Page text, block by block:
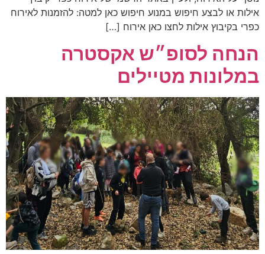
אילות או לבצע חיפוש במנוע חיפוש כאן למטה: להזמנות לאירוח
כפרי בקיבוץ אילות לחצו כאן אירוח […]
הנחה לסופ״ש אקסטרה
במלונות מטיילים